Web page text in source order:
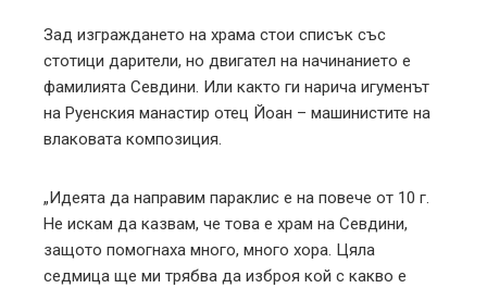
Зад изграждането на храма стои списък със
стотици дарители, но двигател на начинанието е
фамилията Севдини. Или както ги нарича игуменът
на Руенския манастир отец Йоан – машинистите на
влаковата композиция.
„Идеята да направим параклис е на повече от 10 г.
Не искам да казвам, че това е храм на Севдини,
защото помогнаха много, много хора. Цяла
седмица ще ми трябва да изброя кой с какво е